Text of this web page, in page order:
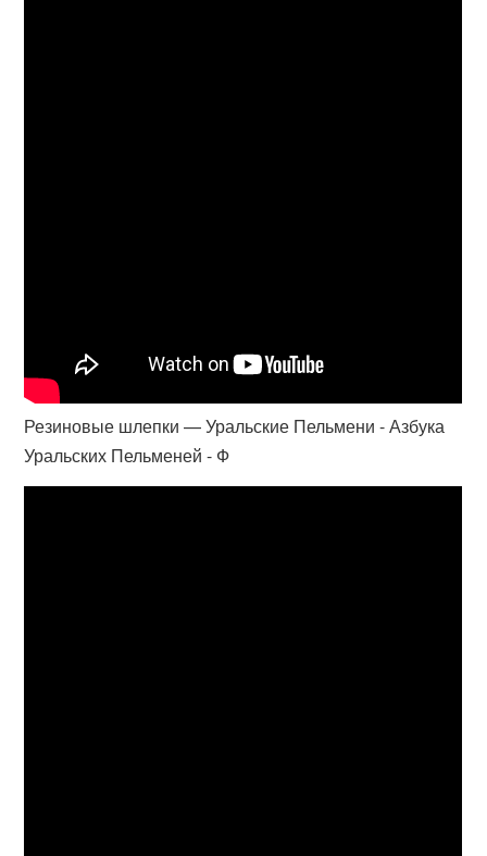
Резиновые шлепки — Уральские Пельмени - Азбука
Уральских Пельменей - Ф